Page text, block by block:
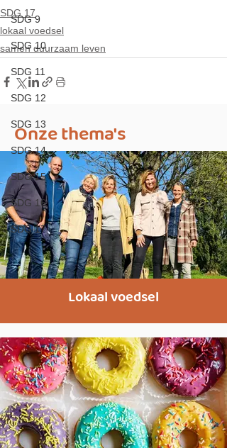
SDG 9
SDG 10
SDG 11
SDG 12
SDG 13
SDG 14
SDG 15
SDG 16
SDG 17
SDG 17
lokaal voedsel
samen duurzaam leven
Onze thema's
Lokaal voedsel